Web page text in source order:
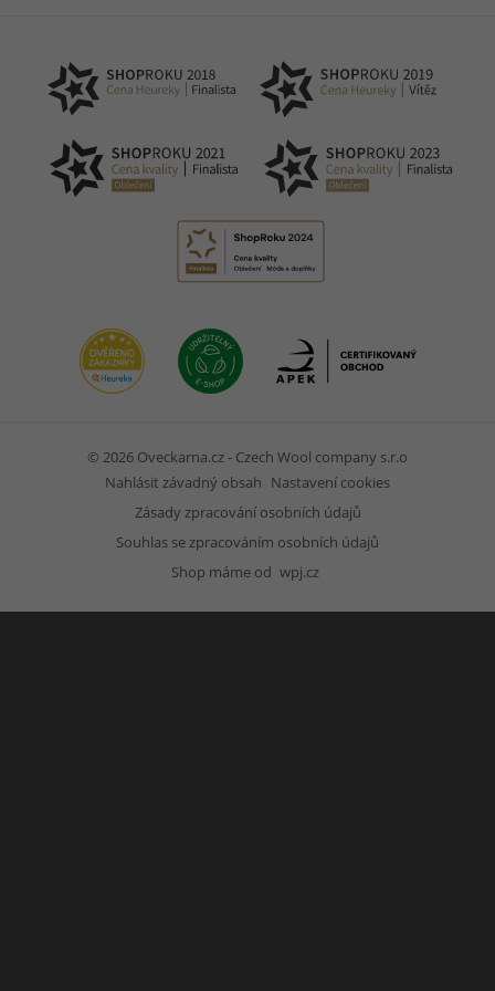
© 2026 Oveckarna.cz - Czech Wool company s.r.o
Nahlásit závadný obsah Nastavení cookies
Zásady zpracování osobních údajů
Souhlas se zpracováním osobních údajů
Shop máme od wpj.cz